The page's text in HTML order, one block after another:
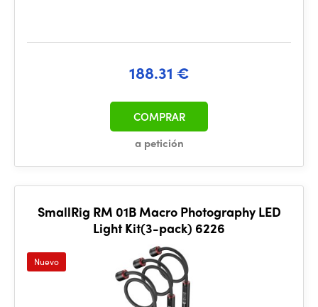
188.31 €
a petición
COMPRAR
SmallRig RM 01B Macro Photography LED
Light Kit(3-pack) 6226
Nuevo